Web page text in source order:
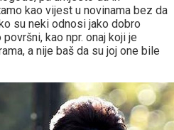
kao vijest u novinama bez da
su neki odnosi jako dobro
kao npr. onaj koji je
a nije baš da su joj one bile